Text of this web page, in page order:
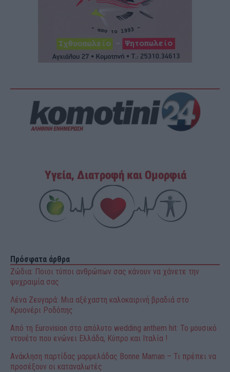
Πρόσφατα άρθρα
Ζώδια: Ποιοι τύποι ανθρώπων σας κάνουν να χάνετε την
ψυχραιμία σας
Λένα Ζευγαρά: Μια αξέχαστη καλοκαιρινή βραδιά στο
Κρυονέρι Ροδόπης
Από τη Eurovision στο απόλυτο wedding anthem hit: Το μουσικό
ντουέτο που ενώνει Ελλάδα, Κύπρο και Ιταλία !
Ανάκληση παρτίδας μαρμελάδας Bonne Maman – Τι πρέπει να
προσέξουν οι καταναλωτές